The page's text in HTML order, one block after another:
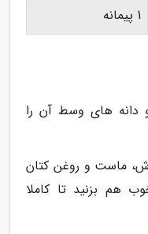
1 پیمانه
دانه های وسط آن را
ماست و روغن کتان
هم بزنید تا کاملا